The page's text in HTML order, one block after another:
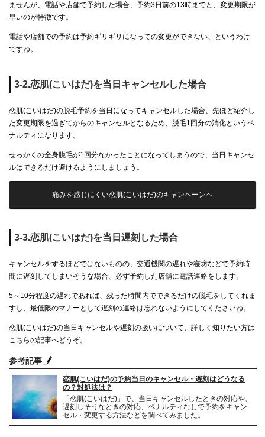
ませんが、電話や店舗で予約した場合、予約3日前の13時までと、変更期限が
早いのが特徴です。
電話や店舗での予約は予約ギリギリになっての変更ができない、というわけ
ですね。
3-2.恋肌(こいはだ)を当日キャンセルした場合
恋肌(こいはだ)の脱毛予約を当日になってキャンセルした場合、先ほど紹介し
た変更期限を過ぎてからのキャンセルとなるため、脱毛1回分の消化というペ
ナルティになります。
せっかくの全身脱毛が1回分なかったことになってしまうので、当日キャンセ
ルはできるだけ避けるようにしましょう。
痛みを感じにくい恋肌(こいはだ)のキャンペーンへ
3-3.恋肌(こいはだ)を当日遅刻した場合
キャンセルをするほどではないものの、交通機関の遅れや寝坊などで予約時
間に遅刻してしまいそうな場合、必ず予約した店舗に電話連絡をします。
5～10分程度の遅れであれば、残った時間内でできるだけの脱毛をしてくれま
すし、最低限のマナーとして遅刻の連絡は忘れないようにしてくださいね。
恋肌(こいはだ)の当日キャンセルや遅刻の扱いについて、詳しく知りたい方は
こちらの記事へどうぞ。
参考記事
恋肌(こいはだ)の予約当日のキャンセル・遅刻はどうなる
の？対処法は？
「恋肌(こいはだ)」で、当日キャンセルしたときの対応や、
遅刻しそうなときの対応、ペナルティなしで予約をキャン
セル・変更する方法などを調べてみました。